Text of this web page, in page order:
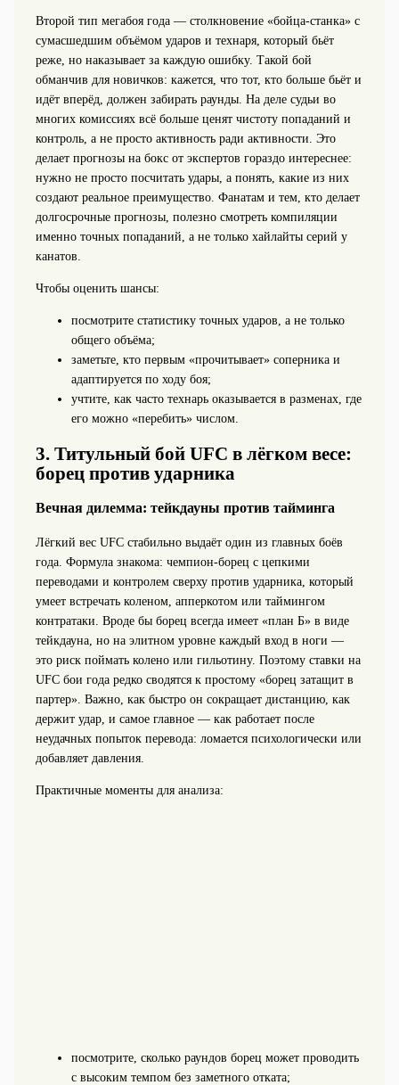
Второй тип мегабоя года — столкновение «бойца-станка» с
сумасшедшим объёмом ударов и технаря, который бьёт
реже, но наказывает за каждую ошибку. Такой бой
обманчив для новичков: кажется, что тот, кто больше бьёт и
идёт вперёд, должен забирать раунды. На деле судьи во
многих комиссиях всё больше ценят чистоту попаданий и
контроль, а не просто активность ради активности. Это
делает прогнозы на бокс от экспертов гораздо интереснее:
нужно не просто посчитать удары, а понять, какие из них
создают реальное преимущество. Фанатам и тем, кто делает
долгосрочные прогнозы, полезно смотреть компиляции
именно точных попаданий, а не только хайлайты серий у
канатов.
Чтобы оценить шансы:
посмотрите статистику точных ударов, а не только
общего объёма;
заметьте, кто первым «прочитывает» соперника и
адаптируется по ходу боя;
учтите, как часто технарь оказывается в разменах, где
его можно «перебить» числом.
3. Титульный бой UFC в лёгком весе:
борец против ударника
Вечная дилемма: тейкдауны против тайминга
Лёгкий вес UFC стабильно выдаёт один из главных боёв
года. Формула знакома: чемпион-борец с цепкими
переводами и контролем сверху против ударника, который
умеет встречать коленом, апперкотом или таймингом
контратаки. Вроде бы борец всегда имеет «план Б» в виде
тейкдауна, но на элитном уровне каждый вход в ноги —
это риск поймать колено или гильотину. Поэтому ставки на
UFC бои года редко сводятся к простому «борец затащит в
партер». Важно, как быстро он сокращает дистанцию, как
держит удар, и самое главное — как работает после
неудачных попыток перевода: ломается психологически или
добавляет давления.
Практичные моменты для анализа:
посмотрите, сколько раундов борец может проводить
с высоким темпом без заметного отката;